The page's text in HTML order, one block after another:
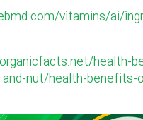
vitamins/ai/
health-
and-nut/health-benefits-